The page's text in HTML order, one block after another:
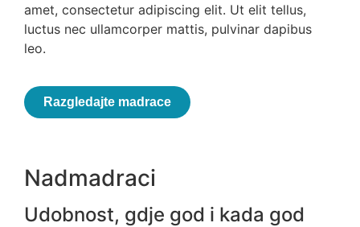
amet, consectetur adipiscing elit. Ut elit tellus,
luctus nec ullamcorper mattis, pulvinar dapibus
leo.
Razgledajte madrace
Nadmadraci
Udobnost, gdje god i kada god